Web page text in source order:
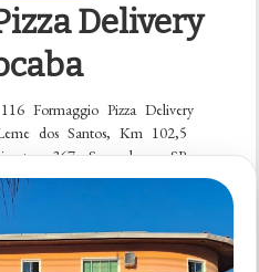
Delivery
Formaggio Pizza Delivery
dos Santos, Km 102,5
367, Sorocaba – SP,
(15) 3232-5550
pizza-delivery Veja […]